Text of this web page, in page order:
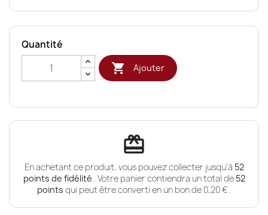
Quantité
 Ajouter
redeem
En achetant ce produit, vous pouvez collecter jusqu'à 52
points de fidélité . Votre panier contiendra un total de 52
points qui peut être converti en un bon de 0,20 € .